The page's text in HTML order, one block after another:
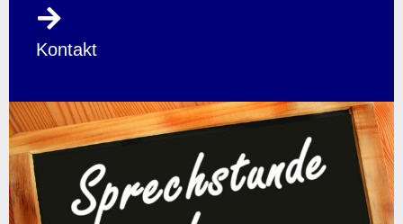
Kontakt